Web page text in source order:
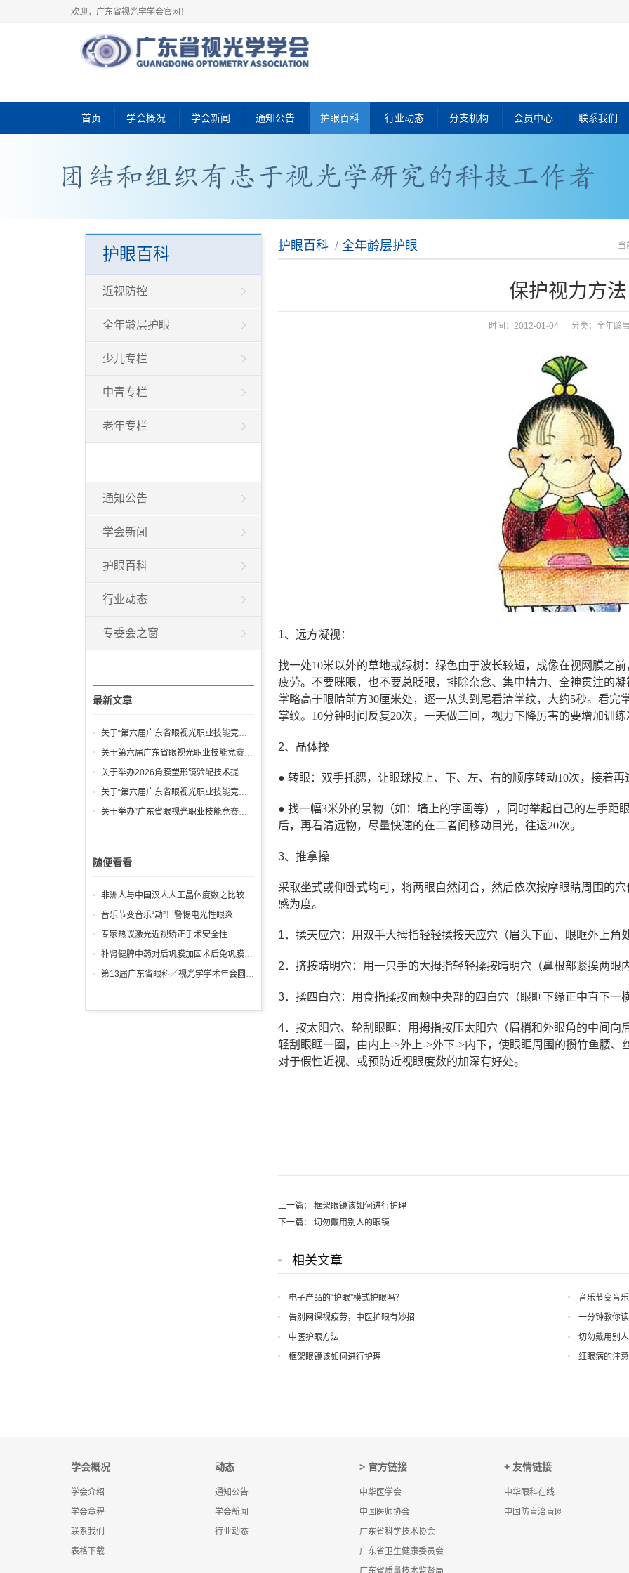
欢迎，广东省视光学学会官网！
首页 学会概况 学会新闻 通知公告 护眼百科 行业动态 分支机构 会员中心 联系我们
护眼百科 / 全年龄层护眼 当
保护视力方法
时间：2012-01-04 分类：全年龄
1、远方凝视：
找一处10米以外的草地或绿树：绿色由于波长较短，成像在视网膜之
疲劳。不要眯眼，也不要总眨眼，排除杂念、集中精力、全神贯注的凝
掌略高于眼睛前方30厘米处，逐一从头到尾看清掌纹，大约5秒。看完
掌纹。 10分钟时间反复20次，一天做三回，视力下降厉害的要增加训
2、晶体操
● 转眼：双手托腮，让眼球按上、下、左、右的顺序转动10次，接着再
● 找一幅3米外的景物（如：墙上的字画等），同时举起自己的左手距
后，再看清远物，尽量快速的在二者间移动目光，往返20次。
3、推拿操
采取坐式或仰卧式均可，将两眼自然闭合，然后依次按摩眼睛周围的
感为度。
1．揉天应穴：用双手大拇指轻轻揉按天应穴（眉头下面、眼眶外上角
2．挤按睛明穴：用一只手的大拇指轻轻揉按睛明穴（鼻根部紧挨两
3．揉四白穴：用食指揉按面颊中央部的四白穴（眼眶下缘正中直下一
4．按太阳穴、轮刮眼眶：用拇指按压太阳穴（眉梢和外眼角的中间向
轻刮眼眶一圈，由内上->外上->外下->内下，使眼眶周围的攒竹鱼腰、
对于假性近视、或预防近视眼度数的加深有好处。
上一篇： 框架眼镜该如何进行护理
下一篇： 切勿戴用别人的眼镜
相关文章
电子产品的“护眼”模式护眼吗？
音乐节变音
告别网课视疲劳，中医护眼有妙招
一分钟教你
中医护眼方法
切勿戴用别
框架眼镜该如何进行护理
红眼病的注
护眼百科
近视防控
全年龄层护眼
少儿专栏
中青专栏
老年专栏
通知公告
学会新闻
护眼百科
行业动态
专委会之窗
最新文章
关于“第六届广东省眼视光职业技能竞赛暨第七届全国验光与配镜职业技能竞赛广东省选拔赛”日期更改的通知
关于第六届广东省眼视光职业技能竞赛决赛裁判员征集的通知
关于举办2026角膜塑形镜验配技术提高班通知
关于“第六届广东省眼视光职业技能竞赛暨第七届全国验光与配镜职业技能竞赛广东省选拔赛” 补充通知
关于举办“广东省眼视光职业技能竞赛暨第七届全国验光与配镜职业技能竞赛广东省选拔赛”的通知
随便看看
非洲人与中国汉人人工晶体度数之比较
音乐节变音乐“劫”！警惕电光性眼炎
专家热议激光近视矫正手术安全性
补肾健脾中药对后巩膜加固术后兔巩膜重塑的影响
第13届广东省眼科／视光学学术年会圆满结束
学会概况
学会介绍
学会章程
联系我们
表格下载
动态
通知公告
学会新闻
行业动态
> 官方链接
中华医学会
中国医师协会
广东省科学技术协会
广东省卫生健康委员会
广东省质量技术监督局
+ 友情链接
中华眼科在线
中国防盲治盲网